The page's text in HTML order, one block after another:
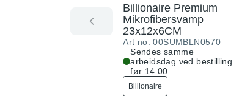
Billionaire Premium
Mikrofibersvamp
23x12x6CM
Art no:00SUMBLN0570
Sendes samme
arbeidsdag ved bestilling
før 14:00
Billionaire